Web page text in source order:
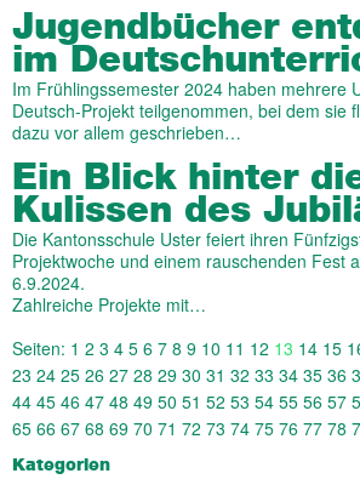
Jugendbücher
im
Im Frühlingssemester 2024 haben mehrere
Deutsch-Projekt teilgenommen, bei dem sie
dazu vor allem geschrieben…
Ein Blick hinter
Kulissen des
Die Kantonsschule Uster feiert ihren
Projektwoche und einem rauschenden Fest
6.9.2024.
Zahlreiche Projekte mit…
Seiten: 1 2 3 4 5 6 7 8 9 10 11 12 13 14 15
23 24 25 26 27 28 29 30 31 32 33 34 35 36
44 45 46 47 48 49 50 51 52 53 54 55 56 57
65 66 67 68 69 70 71 72 73 74 75 76 77 78
Kategorien